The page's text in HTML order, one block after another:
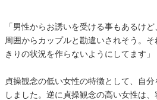
「男性からお誘いを受ける事もあるけ
周囲からカップルと勘違いされそう。
きりの状況を作らないようにしてます」
貞操観念の低い女性の特徴として、自
しました。逆に貞操観念の高い女性は